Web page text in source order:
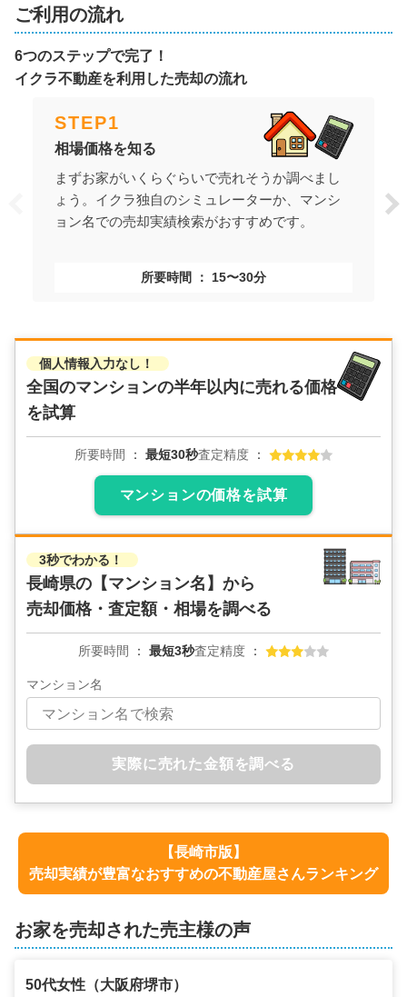
ご利用の流れ
6つのステップで完了！
イクラ不動産を利用した売却の流れ
STEP1
相場価格を知る
まずお家がいくらぐらいで売れそうか調べまし
ょう。イクラ独自のシミュレーターか、マンシ
ョン名での売却実績検索がおすすめです。
所要時間 15〜30分
個人情報入力なし！
全国のマンションの半年以内に売れる価格
を試算
所要時間 最短30秒査定精度
マンションの価格を試算
3秒でわかる！
長崎県の 【マンション名】から
売却価格・査定額・相場を調べる
所要時間 最短3秒査定精度
マンション名
実際に売れた金額を調べる
【長崎市版】
売却実績が豊富なおすすめの不動産屋さんランキング
お家を売却された売主様の声
50代女性 （大阪府堺市）